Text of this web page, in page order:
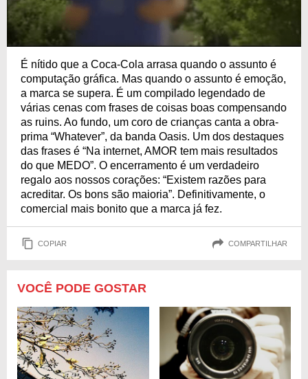
É nítido que a Coca-Cola arrasa quando o assunto é
computação gráfica. Mas quando o assunto é emoção,
a marca se supera. É um compilado legendado de
várias cenas com frases de coisas boas compensando
as ruins. Ao fundo, um coro de crianças canta a obra-
prima “Whatever”, da banda Oasis. Um dos destaques
das frases é “Na internet, AMOR tem mais resultados
do que MEDO”. O encerramento é um verdadeiro
regalo aos nossos corações: “Existem razões para
acreditar. Os bons são maioria”. Definitivamente, o
comercial mais bonito que a marca já fez.
COPIAR COMPARTILHAR
VOCÊ PODE GOSTAR